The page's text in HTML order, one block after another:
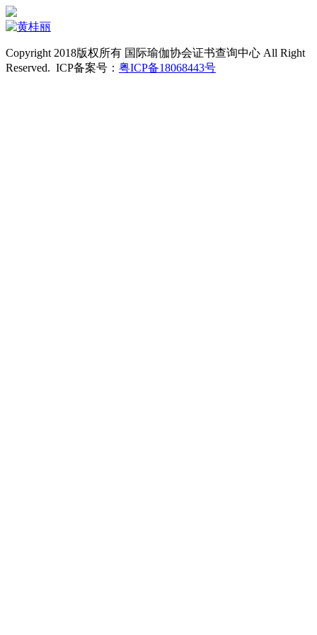
Copyright 2018版权所有 国际瑜伽协会证书查询中心 All Right
Reserved. ICP备案号： 粤ICP备18068443号